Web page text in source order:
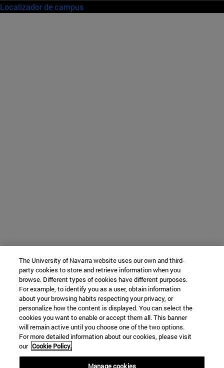
Localizador de campus
The University of Navarra website uses our own and third-
party cookies to store and retrieve information when you
browse. Different types of cookies have different purposes.
For example, to identify you as a user, obtain information
about your browsing habits respecting your privacy, or
personalize how the content is displayed. You can select the
cookies you want to enable or accept them all. This banner
will remain active until you choose one of the two options.
For more detailed information about our cookies, please visit
our Cookie Policy.
Manage cookies